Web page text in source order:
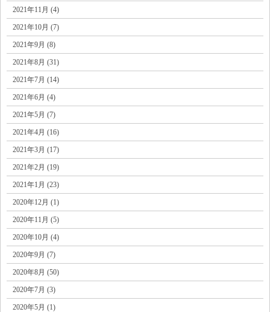
2021年11月 (4)
2021年10月 (7)
2021年9月 (8)
2021年8月 (31)
2021年7月 (14)
2021年6月 (4)
2021年5月 (7)
2021年4月 (16)
2021年3月 (17)
2021年2月 (19)
2021年1月 (23)
2020年12月 (1)
2020年11月 (5)
2020年10月 (4)
2020年9月 (7)
2020年8月 (50)
2020年7月 (3)
2020年5月 (1)